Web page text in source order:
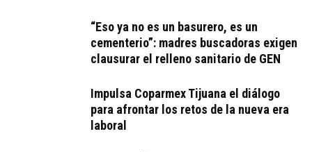
“Eso ya no es un basurero, es un
cementerio”: madres buscadoras exigen
clausurar el relleno sanitario de GEN
Impulsa Coparmex Tijuana el diálogo
para afrontar los retos de la nueva era
laboral